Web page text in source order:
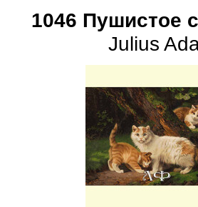
1046 Пушистое
Julius